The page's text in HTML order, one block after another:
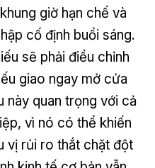
giờ hạn chế và
cố định buổi sáng.
sẽ phải điều chỉnh
giao ngay mở cửa
này quan trọng với cả
vì nó có thể khiến
vị rủi ro thắt chặt đột